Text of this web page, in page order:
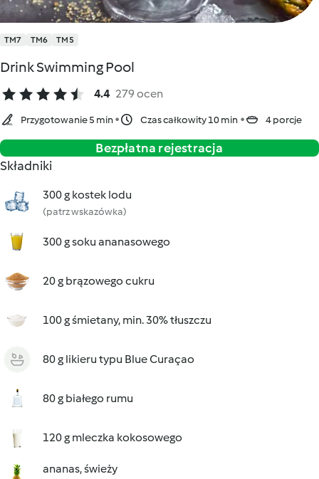
TM7 TM6 TM5
Drink Swimming Pool
4.4 279 ocen
Przygotowanie 5 min Czas całkowity 10 min 4 porcje
Bezpłatna rejestracja
Składniki
300 g kostek lodu
(patrz wskazówka)
300 g soku ananasowego
20 g brązowego cukru
100 g śmietany, min. 30% tłuszczu
80 g likieru typu Blue Curaçao
80 g białego rumu
120 g mleczka kokosowego
ananas, świeży